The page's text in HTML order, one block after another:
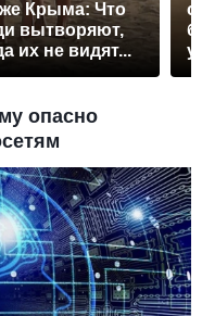
Крыма: Что
вытворяют,
их не видят...
опасно